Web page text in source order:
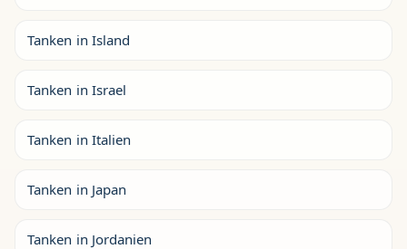
Tanken in Island
Tanken in Israel
Tanken in Italien
Tanken in Japan
Tanken in Jordanien